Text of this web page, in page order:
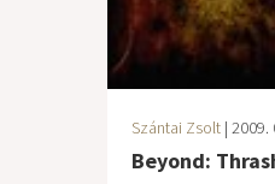
Szántai Zsolt | 2009.
Beyond: